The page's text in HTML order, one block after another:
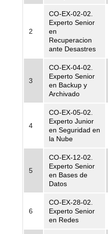
2
CO-EX-02-02.
Experto Senior
en
Recuperacion
ante Desastres
3
CO-EX-04-02.
Experto Senior
en Backup y
Archivado
4
CO-EX-05-02.
Experto Junior
en Seguridad en
la Nube
5
CO-EX-12-02.
Experto Senior
en Bases de
Datos
6
CO-EX-28-02.
Experto Senior
en Redes